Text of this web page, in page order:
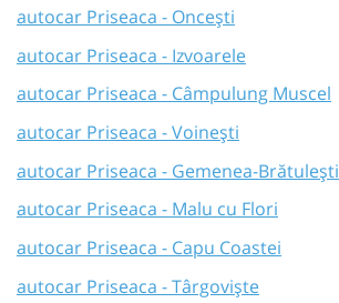
autocar Priseaca - Oncești
autocar Priseaca - Izvoarele
autocar Priseaca - Câmpulung Muscel
autocar Priseaca - Voinești
autocar Priseaca - Gemenea-Brătulești
autocar Priseaca - Malu cu Flori
autocar Priseaca - Capu Coastei
autocar Priseaca - Târgoviște